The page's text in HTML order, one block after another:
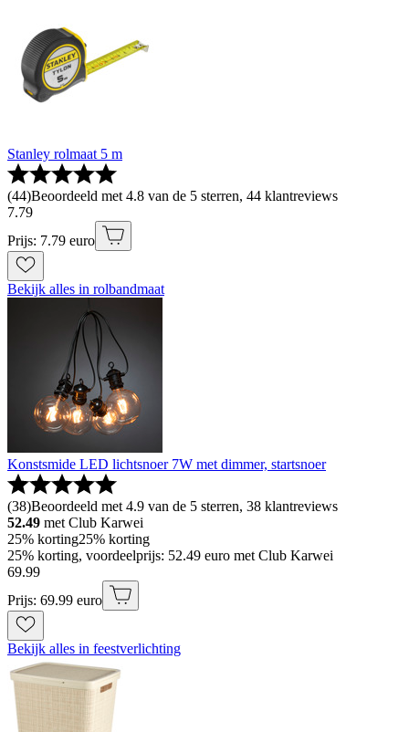
Stanley rolmaat 5 m
(44)Beoordeeld met 4.8 van de 5 sterren, 44 klantreviews
7.79
Prijs: 7.79 euro
Bekijk alles in rolbandmaat
Konstsmide LED lichtsnoer 7W met dimmer, startsnoer
(38)Beoordeeld met 4.9 van de 5 sterren, 38 klantreviews
52.49 met Club Karwei
25% korting25% korting
25% korting, voordeelprijs: 52.49 euro met Club Karwei
69.99
Prijs: 69.99 euro
Bekijk alles in feestverlichting